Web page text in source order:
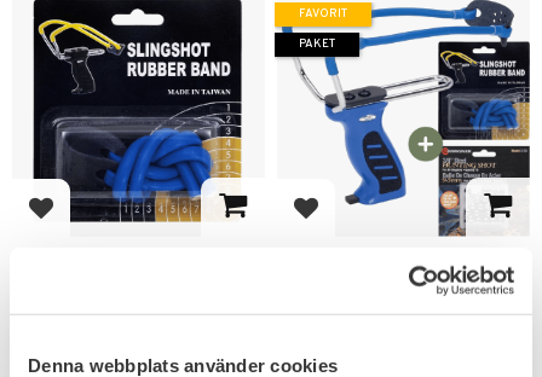
Denna webbplats använder cookies
Lägg till i favoriter
Blå
Lägg till i favoriter
Haller Slangbella Kit
Kulmagasin Aluminium
Blå
ett riktigt nöje.
FAVORIT
PAKET